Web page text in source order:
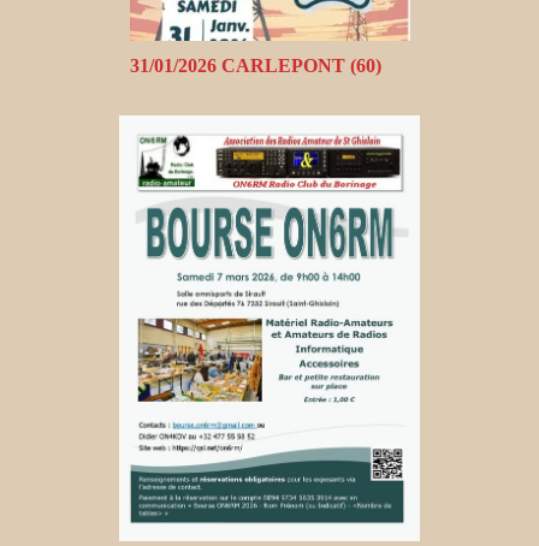
31/01/2026 CARLEPONT (60)